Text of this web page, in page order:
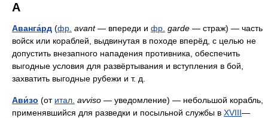
А
Аванга́рд (фр. avant— впереди и фр. garde — страж) — часть
войск или кораблей, выдвинутая в походе вперёд, с целью не
допустить внезапного нападения противника, обеспечить
выгодные условия для развёртывания и вступления в бой,
захватить выгодные рубежи и т. д.
Ави́зо (от итал. avviso — уведомление) — небольшой корабль,
применявшийся для разведки и посыльной службы в XVIII—